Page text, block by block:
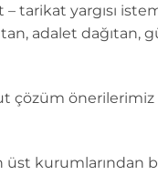
tarikat yargısı
adalet dağıtan,
çözüm
üst